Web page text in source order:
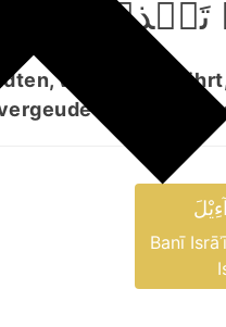
﴿۲۷﴾
was ihm
nicht in
Banī